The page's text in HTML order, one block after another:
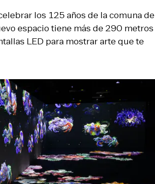
los 125 años de la comuna de
espacio tiene más de 290 metros
LED para mostrar arte que te